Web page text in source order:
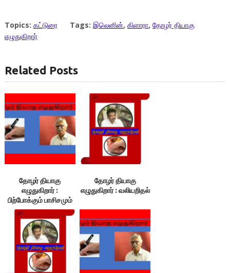
Topics: கட்டுரை Tags: இலெனின், கிளாரா, தோழர் தியாகு
எழுதுகிறார்
Related Posts
தோழர் தியாகு
எழுதுகிறார் :
பிற்போக்கும் பாசிசமும்
ஒன்றா?
தோழர் தியாகு
எழுதுகிறார் : வலியறிதல்